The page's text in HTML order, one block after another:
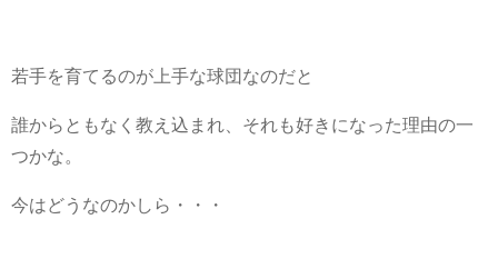
若手を育てるのが上手な球団なのだと
誰からともなく教え込まれ、それも好きになった理由の一
つかな。
今はどうなのかしら・・・